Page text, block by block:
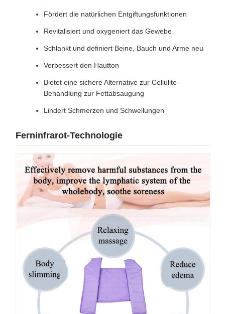
Fördert die natürlichen Entgiftungsfunktionen
Revitalisiert und oxygeniert das Gewebe
Schlankt und definiert Beine, Bauch und Arme neu
Verbessert den Hautton
Bietet eine sichere Alternative zur Cellulite-
Behandlung zur Fettabsaugung
Lindert Schmerzen und Schwellungen
Ferninfrarot-Technologie